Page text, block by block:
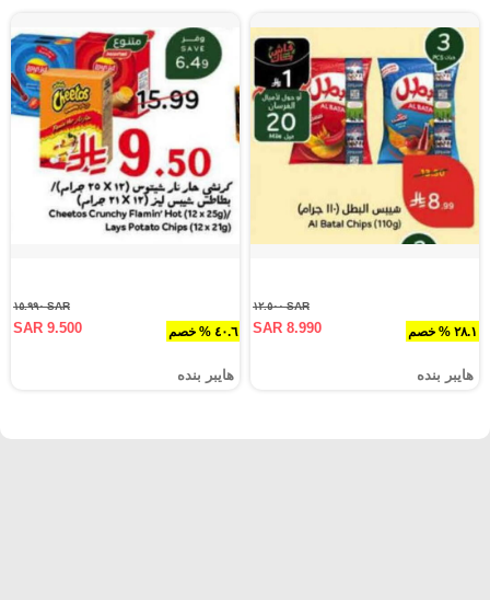
٢٨.١ % خصم
SAR ١٢.٥٠٠
SAR 8.990
هايبر بنده
٤٠.٦ % خصم
SAR ١٥.٩٩٠
SAR 9.500
هايبر بنده